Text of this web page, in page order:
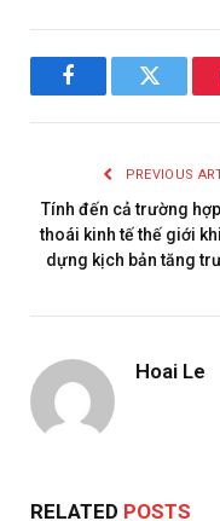
FacebookTwitter
PREVIOUS
Tính đến cả trường
thoái kinh tế thế giới
dựng kịch bản tăng
Hoai Le
RELATED POSTS